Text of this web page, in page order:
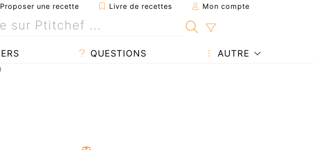
Proposer une recette Livre de recettes Mon compte
QUESTIONS AUTRE